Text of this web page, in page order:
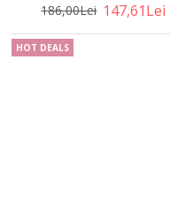
147,61Lei
186,00Lei
HOT DEALS